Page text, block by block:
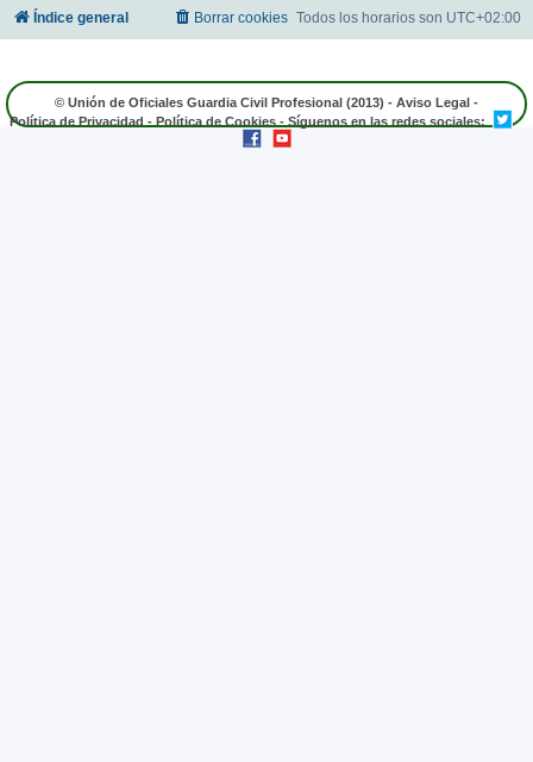
Índice general Todos los horarios son UTC+02:00
Borrar cookies
© Unión de Oficiales Guardia Civil Profesional (2013) - Aviso Legal -
Política de Privacidad - Política de Cookies - Síguenos en las redes sociales: